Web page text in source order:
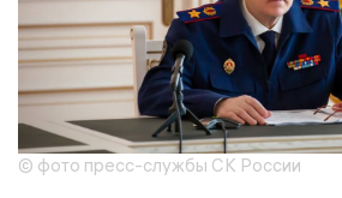
© фото пресс-службы СК России